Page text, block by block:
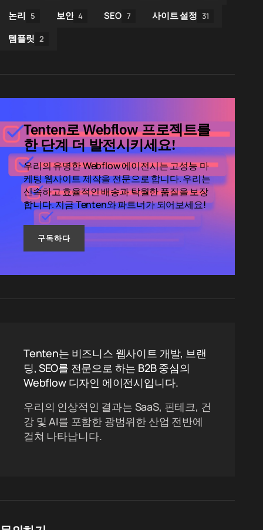
논리 5 보안 4 SEO 7 사이트 설정 31
템플릿 2
Tenten로 Webflow 프로젝트를
한 단계 더 발전시키세요!
우리의 유명한 Webflow 에이전시는 고성능 마
케팅 웹사이트 제작을 전문으로 합니다. 우리는
신속하고 효율적인 배송과 탁월한 품질을 보장
합니다. 지금 Tenten와 파트너가 되어보세요!
구독하다
Tenten는 비즈니스 웹사이트 개발, 브랜
딩, SEO를 전문으로 하는 B2B 중심의
Webflow 디자인 에이전시입니다.
우리의 인상적인 결과는 SaaS, 핀테크, 건
강 및 AI를 포함한 광범위한 산업 전반에
걸쳐 나타납니다.